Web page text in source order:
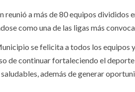
reunió a más de 80 equipos
como una de las ligas más
se felicita a todos los
de continuar fortaleciendo el
además de generar